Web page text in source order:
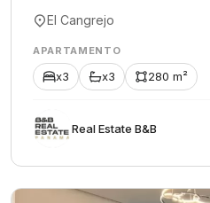
El Cangrejo
APARTAMENTO
x3 x3 280 m²
Rеаl Еstаtе В&В